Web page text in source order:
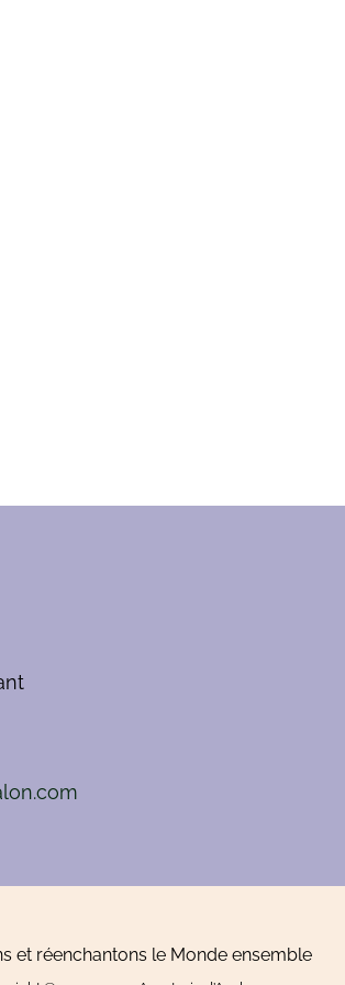
et réenchantons le Monde ensemble